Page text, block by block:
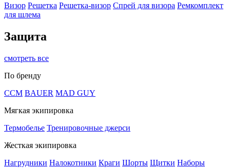
Визор Решетка Решетка-визор Спрей для визора Ремкомплект
для шлема
Защита
смотреть все
По бренду
CCM BAUER MAD GUY
Мягкая экипировка
Термобелье Тренировочные джерси
Жесткая экипировка
Нагрудники Налокотники Краги Шорты Щитки Наборы